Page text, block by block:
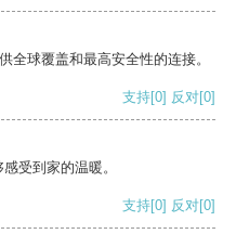
全球覆盖和最高安全性的连接。
支持[0] 反对[0]
受到家的温暖。
支持[0] 反对[0]